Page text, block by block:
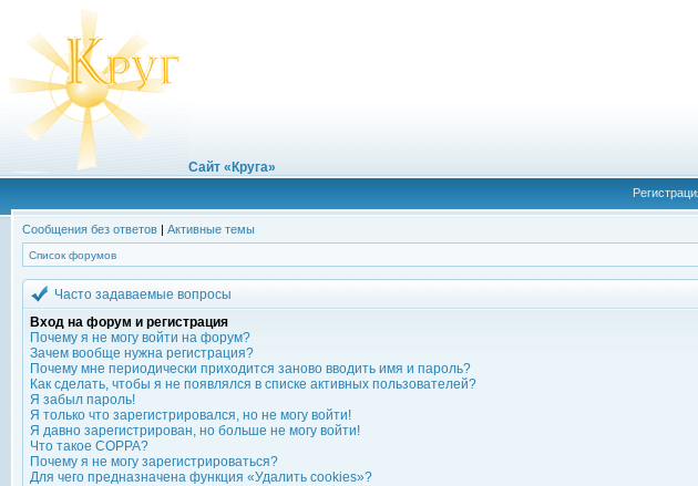
Сайт «Круга»
Сообщения без ответов | Активные темы
Список форумов
Часто задаваемые вопросы
Вход на форум и регистрация
Почему я не могу войти на форум?
Зачем вообще нужна регистрация?
Почему мне периодически приходится заново вводить имя и пароль?
Как сделать, чтобы я не появлялся в списке активных пользователей?
Я забыл пароль!
Я только что зарегистрировался, но не могу войти!
Я давно зарегистрирован, но больше не могу войти!
Что такое COPPA?
Почему я не могу зарегистрироваться?
Для чего предназначена функция «Удалить cookies»?